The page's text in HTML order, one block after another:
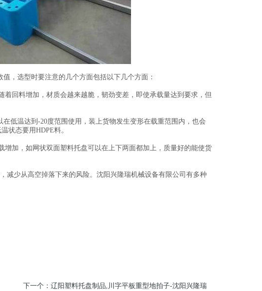
，选型时要注意的几个方面包括以下几个方面：
着回料增加，材质会越来越脆，韧劲变差，即使承载量达到要求，但
在低温达到-20度范围使用，装上货物发生变形在载重范围内，也会
状态要用HDPE料。
增加，如网状双面塑料托盘可以在上下两面都加上，质量好的能使货
减少从高空掉落下来的风险。沈阳兴隆瑞机械设备有限公司有多种
下一个：辽阳塑料托盘制品,川字平板重型地拍子-沈阳兴隆瑞